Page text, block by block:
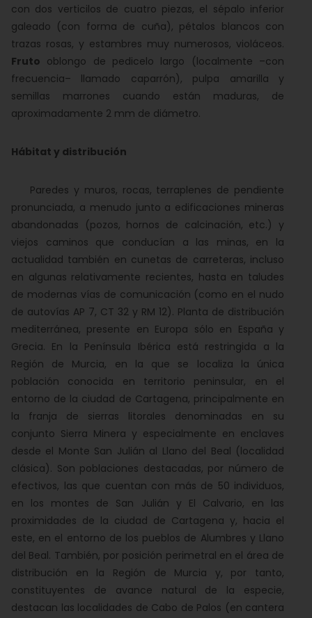
con dos verticilos de cuatro piezas, el sépalo inferior
galeado (con forma de cuña), pétalos blancos con
trazas rosas, y estambres muy numerosos, violáceos.
Fruto oblongo de pedicelo largo (localmente –con
frecuencia– llamado caparrón), pulpa amarilla y
semillas marrones cuando están maduras, de
aproximadamente 2 mm de diámetro.
Hábitat y distribución
Paredes y muros, rocas, terraplenes de pendiente
pronunciada, a menudo junto a edificaciones mineras
abandonadas (pozos, hornos de calcinación, etc.) y
viejos caminos que conducían a las minas, en la
actualidad también en cunetas de carreteras, incluso
en algunas relativamente recientes, hasta en taludes
de modernas vías de comunicación (como en el nudo
de autovías AP 7, CT 32 y RM 12). Planta de distribución
mediterránea, presente en Europa sólo en España y
Grecia. En la Península Ibérica está restringida a la
Región de Murcia, en la que se localiza la única
población conocida en territorio peninsular, en el
entorno de la ciudad de Cartagena, principalmente en
la franja de sierras litorales denominadas en su
conjunto Sierra Minera y especialmente en enclaves
desde el Monte San Julián al Llano del Beal (localidad
clásica). Son poblaciones destacadas, por número de
efectivos, las que cuentan con más de 50 individuos,
en los montes de San Julián y El Calvario, en las
proximidades de la ciudad de Cartagena y, hacia el
este, en el entorno de los pueblos de Alumbres y Llano
del Beal. También, por posición perimetral en el área de
distribución en la Región de Murcia y, por tanto,
constituyentes de avance natural de la especie,
destacan las localidades de Cabo de Palos (en cantera